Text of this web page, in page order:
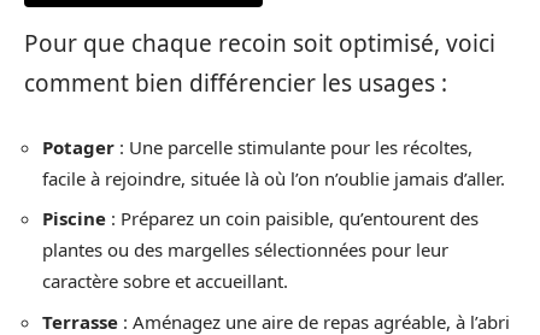
Pour que chaque recoin soit optimisé, voici
comment bien différencier les usages :
Potager : Une parcelle stimulante pour les récoltes,
facile à rejoindre, située là où l’on n’oublie jamais d’aller.
Piscine : Préparez un coin paisible, qu’entourent des
plantes ou des margelles sélectionnées pour leur
caractère sobre et accueillant.
Terrasse : Aménagez une aire de repas agréable, à l’abri